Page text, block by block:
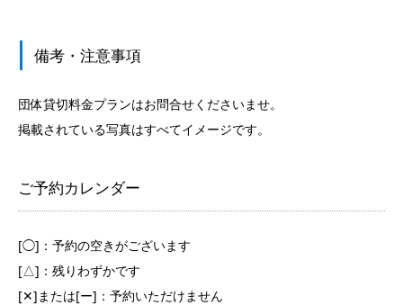
備考・注意事項
団体貸切料金プランはお問合せくださいませ。
掲載されている写真はすべてイメージです。
ご予約カレンダー
[◯]：予約の空きがございます
[△]：残りわずかです
[✕]または[ー]：予約いただけません